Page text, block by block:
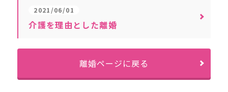
2021/06/01
介護を理由とした離婚
離婚ページに戻る